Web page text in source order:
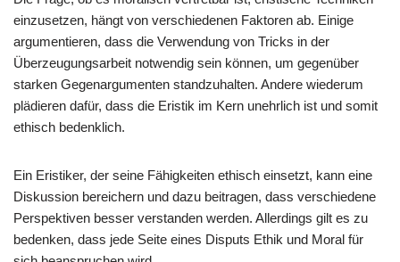
einzusetzen, hängt von verschiedenen Faktoren ab. Einige
argumentieren, dass die Verwendung von Tricks in der
Überzeugungsarbeit notwendig sein können, um gegenüber
starken Gegenargumenten standzuhalten. Andere wiederum
plädieren dafür, dass die Eristik im Kern unehrlich ist und somit
ethisch bedenklich.
Ein Eristiker, der seine Fähigkeiten ethisch einsetzt, kann eine
Diskussion bereichern und dazu beitragen, dass verschiedene
Perspektiven besser verstanden werden. Allerdings gilt es zu
bedenken, dass jede Seite eines Disputs Ethik und Moral für